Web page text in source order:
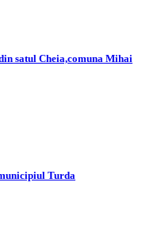
satul Cheia,comuna Mihai
Turda